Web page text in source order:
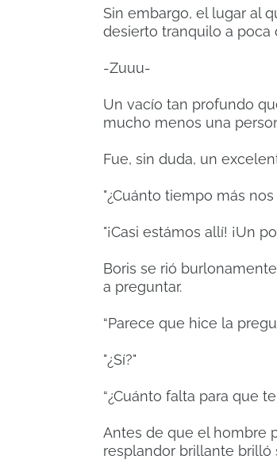
Sin embargo, el lugar al
desierto tranquilo a poca
-Zuuu-
Un vacío tan profundo
mucho menos una
Fue, sin duda, un
"¿Cuánto tiempo más nos
"¡Casi estámos allí! ¡Un
Boris se rió
a preguntar.
“Parece que hice la
"¿Sí?"
“¿Cuánto falta para que
Antes de que el hombre
resplandor brillante brilló